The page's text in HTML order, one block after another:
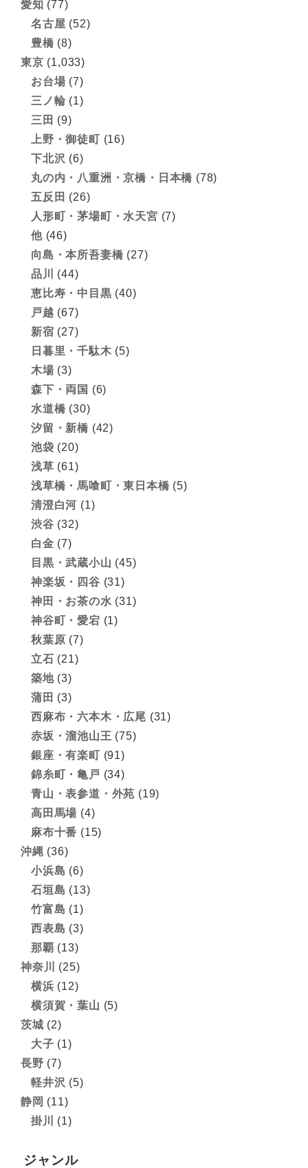
愛知 (77)
名古屋 (52)
豊橋 (8)
東京 (1,033)
お台場 (7)
三ノ輪 (1)
三田 (9)
上野・御徒町 (16)
下北沢 (6)
丸の内・八重洲・京橋・日本橋 (78)
五反田 (26)
人形町・茅場町・水天宮 (7)
他(46)
向島・本所吾妻橋 (27)
品川
(44)
恵比寿・中目黒 (40)
戸越 (67)
新宿 (27)
日暮里・千駄木 (5)
木場 (3)
森下・両国 (6)
水道橋 (30)
汐留・新橋 (42)
池袋 (20)
浅草 (61)
浅草橋・馬喰町・東日本橋 (5)
清澄白河 (1)
渋谷 (32)
白金 (7)
目黒・武蔵小山 (45)
神楽坂・四谷 (31)
神田・お茶の水 (31)
神谷町・愛宕 (1)
秋葉原 (7)
立石 (21)
築地(3)
蒲田 (3)
西麻布・六本木・広尾 (31)
赤坂・溜池山王 (75)
銀座・有楽町 (91)
錦糸町・亀戸 (34)
青山・表参道・外苑 (19)
高田馬場 (4)
麻布十番 (15)
沖縄 (36)
小浜島 (6)
石垣島 (13)
竹富島 (1)
西表島 (3)
那覇 (13)
神奈川
(25)
横浜 (12)
横須賀・葉山 (5)
茨城 (2)
大子 (1)
長野 (7)
軽井沢 (5)
静岡 (11)
掛川
(1)
ジャンル